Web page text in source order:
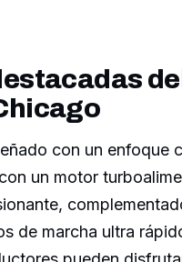
con un enfoque
un motor
de marcha ultra